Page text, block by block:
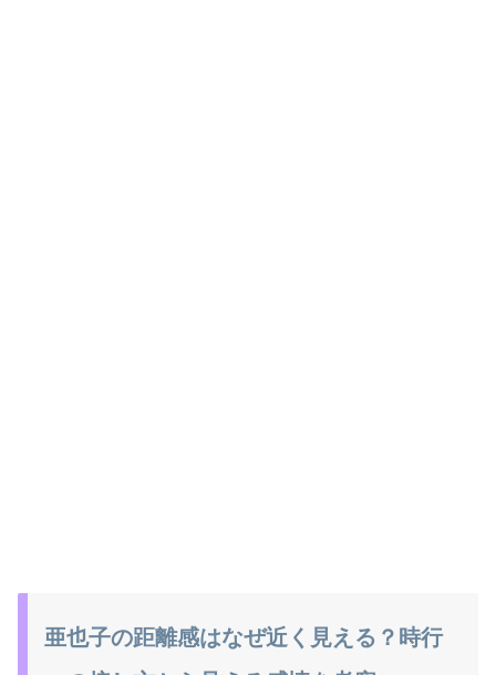
亜也子の距離感はなぜ近く見える？時行